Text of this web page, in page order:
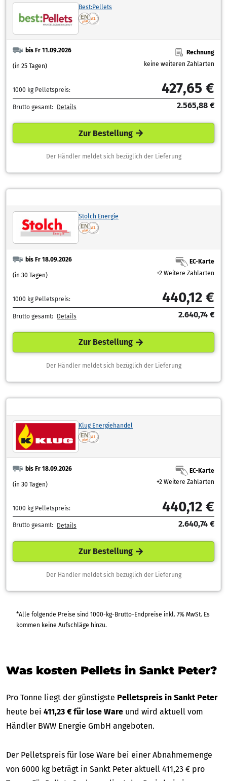
Best:Pellets
bis Fr 11.09.2026
(in 25 Tagen)
Rechnung
keine weiteren Zahlarten
1000 kg Pelletspreis: 427,65 €
Brutto gesamt: Details 2.565,88 €
Zur Bestellung
Der Händler meldet sich bezüglich der Lieferung
Stolch Energie
bis Fr 18.09.2026
(in 30 Tagen)
EC-Karte
+2 Weitere Zahlarten
1000 kg Pelletspreis: 440,12 €
Brutto gesamt: Details 2.640,74 €
Zur Bestellung
Der Händler meldet sich bezüglich der Lieferung
Klug Energiehandel
bis Fr 18.09.2026
(in 30 Tagen)
EC-Karte
+2 Weitere Zahlarten
1000 kg Pelletspreis: 440,12 €
Brutto gesamt: Details 2.640,74 €
Zur Bestellung
Der Händler meldet sich bezüglich der Lieferung
*Alle folgende Preise sind 1000-kg-Brutto-Endpreise inkl. 7% MwSt. Es
kommen keine Aufschläge hinzu.
Was kosten Pellets in Sankt Peter?
Pro Tonne liegt der günstigste Pelletspreis in Sankt Peter
heute bei 411,23 € für lose Ware und wird aktuell vom
Händler BWW Energie GmbH angeboten.
Der Pelletspreis für lose Ware bei einer Abnahmemenge
von 6000 kg beträgt in Sankt Peter aktuell 411,23 € pro